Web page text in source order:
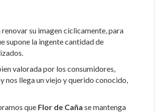
su imagen cíclicamente, para
supone la ingente cantidad de
valorada por los consumidores,
nos llega un viejo y querido conocido,
que Flor de Caña se mantenga